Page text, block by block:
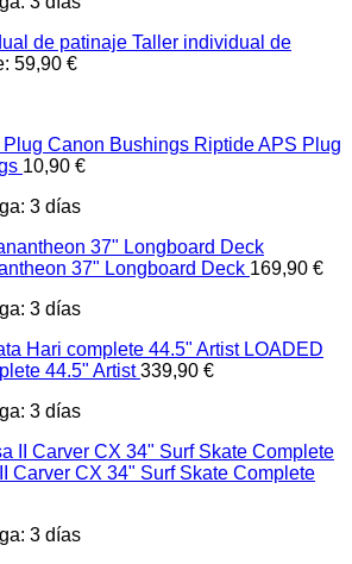
Taller individual de
59,90 €
Riptide APS Plug
10,90 €
3 días
37" Longboard Deck 169,90 €
3 días
LOADED
44.5" Artist 339,90 €
3 días
Carver CX 34" Surf Skate Complete
3 días